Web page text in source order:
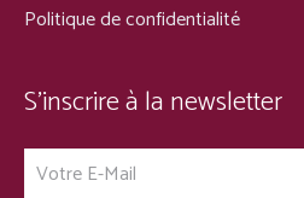
Politique de confidentialité
S’inscrire à la newsletter